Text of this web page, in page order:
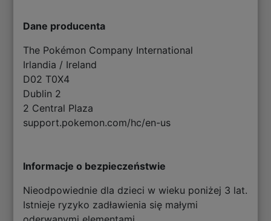
Dane producenta
The Pokémon Company International
Irlandia / Ireland
D02 T0X4
Dublin 2
2 Central Plaza
support.pokemon.com/hc/en-us
Informacje o bezpieczeństwie
Nieodpowiednie dla dzieci w wieku poniżej 3 lat.
Istnieje ryzyko zadławienia się małymi